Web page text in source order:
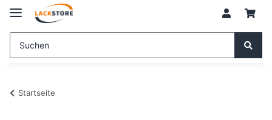
Startseite